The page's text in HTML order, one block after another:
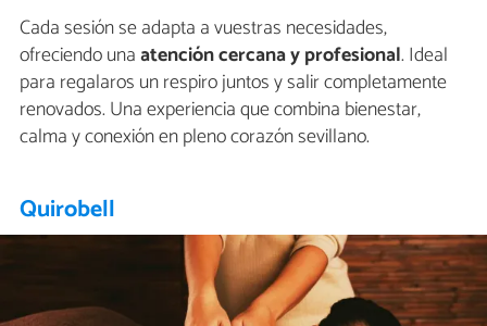
Cada sesión se adapta a vuestras necesidades,
ofreciendo unaatención cercana y profesional. Ideal
para regalaros un respiro juntos y salir completamente
renovados. Una experiencia que combina bienestar,
calma y conexión en pleno corazón sevillano.
Quirobell